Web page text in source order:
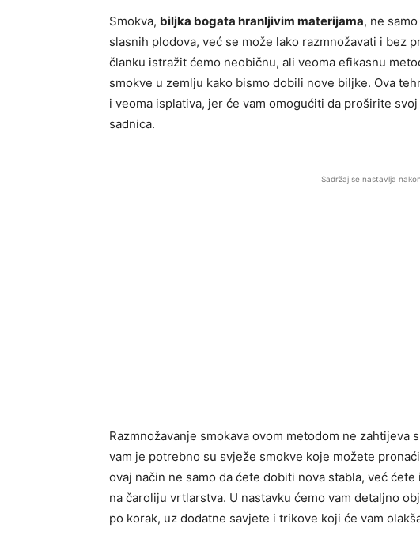
Smokva, biljka bogata hranljivim materijama, ne
slasnih plodova, već se može lako razmnožavati i bez
članku istražit ćemo neobičnu, ali veoma efikasnu
smokve u zemlju kako bismo dobili nove biljke. Ova
i veoma isplativa, jer će vam omogućiti da proširite
sadnica.
Sadržaj se nastavlja
Razmnožavanje smokava ovom metodom ne zahtijeva
vam je potrebno su svježe smokve koje možete
ovaj način ne samo da ćete dobiti nova stabla, već
na čaroliju vrtlarstva. U nastavku ćemo vam detaljno
po korak, uz dodatne savjete i trikove koji će vam